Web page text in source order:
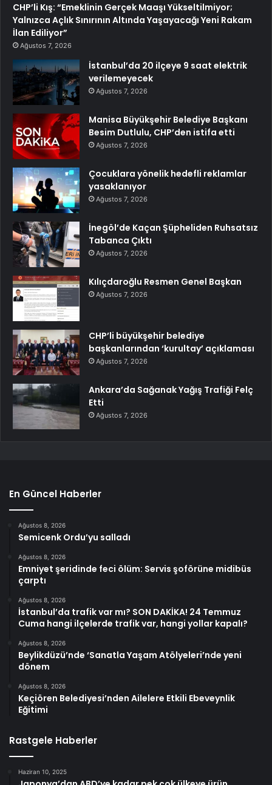
CHP’li Kış: “Emeklinin Gerçek Maaşı Yükseltilmiyor;
Yalnızca Açlık Sınırının Altında Yaşayacağı Yeni Rakam
İlan Ediliyor”
Ağustos 7, 2026
İstanbul’da 20 ilçeye 9 saat elektrik
verilemeyecek
Ağustos 7, 2026
Manisa Büyükşehir Belediye Başkanı
Besim Dutlulu, CHP’den istifa etti
Ağustos 7, 2026
Çocuklara yönelik hedefli reklamlar
yasaklanıyor
Ağustos 7, 2026
İnegöl’de Kaçan Şüpheliden Ruhsatsız
Tabanca Çıktı
Ağustos 7, 2026
Kılıçdaroğlu Resmen Genel Başkan
Ağustos 7, 2026
CHP’li büyükşehir belediye
başkanlarından ‘kurultay’ açıklaması
Ağustos 7, 2026
Ankara’da Sağanak Yağış Trafiği Felç
Etti
Ağustos 7, 2026
En Güncel Haberler
Ağustos 8, 2026
Semicenk Ordu’yu salladı
Ağustos 8, 2026
Emniyet şeridinde feci ölüm: Servis şoförüne midibüs
çarptı
Ağustos 8, 2026
İstanbul’da trafik var mı? SON DAKİKA! 24 Temmuz
Cuma hangi ilçelerde trafik var, hangi yollar kapalı?
Ağustos 8, 2026
Beylikdüzü’nde ‘Sanatla Yaşam Atölyeleri’nde yeni
dönem
Ağustos 8, 2026
Keçiören Belediyesi’nden Ailelere Etkili Ebeveynlik
Eğitimi
Rastgele Haberler
Haziran 10, 2025